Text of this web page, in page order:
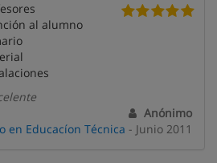
al alumno
Anónimo
en Educacíon Técnica - Junio 2011